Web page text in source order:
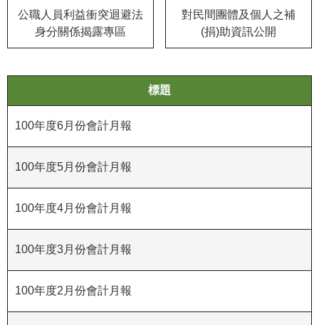
措
施
務
信
網
導
R
網
公職人員利益衝突迴避法
身分關係揭露專區
對民間團體及個人之補
(捐)助資訊公開
標題
100年度6月份會計月報
100年度5月份會計月報
100年度4月份會計月報
100年度3月份會計月報
100年度2月份會計月報